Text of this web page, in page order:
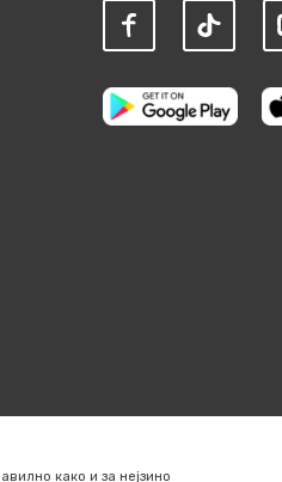
како и за нејзино